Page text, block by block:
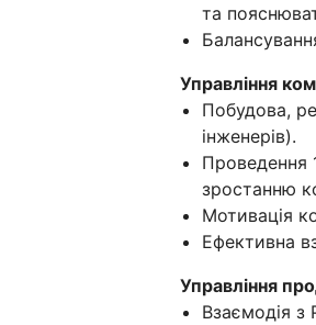
та
Управління
Побудова,
інженерів).
Проведення
зростанню
Мотивація
Ефективна
Управління
Взаємодія з